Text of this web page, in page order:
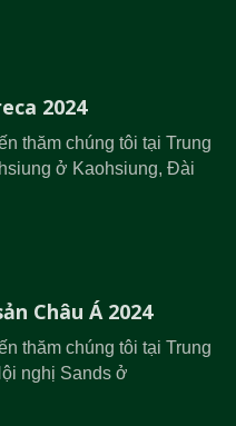
2024
thăm chúng tôi tại Trung
ở Kaohsiung, Đài
Châu Á 2024
thăm chúng tôi tại Trung
nghị Sands ở